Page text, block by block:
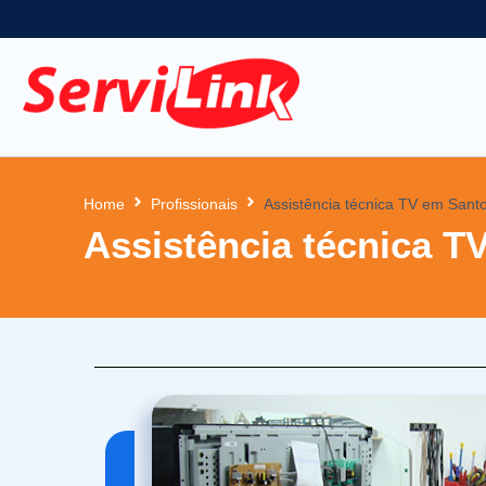
Home Profissionais Assistência técnica TV em
Assistência técnica